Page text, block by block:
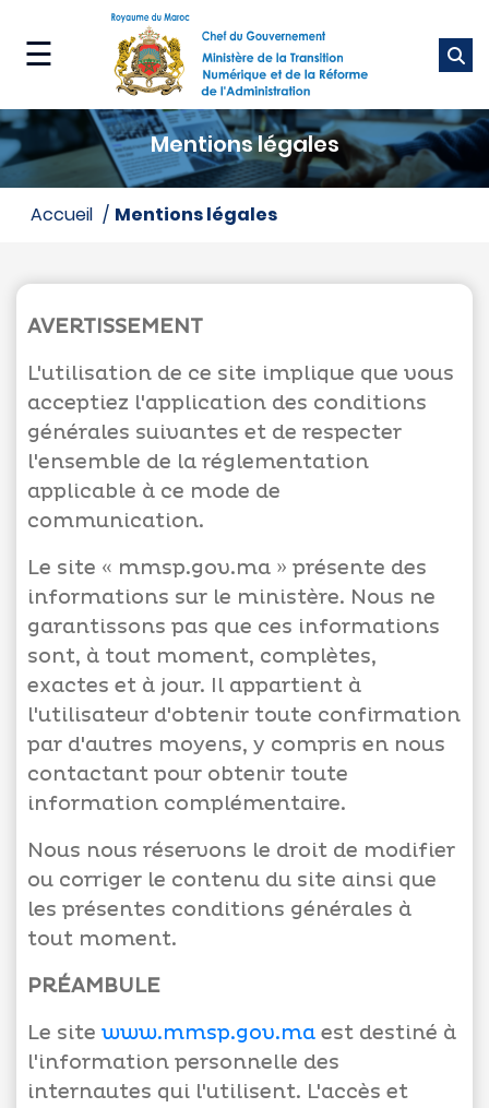
contenu
☰
Ministère
Nos
métiers
Média
Appels
d'offres
Suggestions
Contactez-
Mentions légales
accueil mentions légales
AVERTISSEMENT
L'utilisation de ce site implique que vous
acceptiez l'application des conditions
générales suivantes et de respecter
l'ensemble de la réglementation
applicable à ce mode de
communication.
Le site « mmsp.gov.ma » présente des
informations sur le ministère. Nous ne
garantissons pas que ces informations
sont, à tout moment, complètes,
exactes et à jour. Il appartient à
l'utilisateur d'obtenir toute confirmation
par d'autres moyens, y compris en nous
contactant pour obtenir toute
information complémentaire.
Nous nous réservons le droit de modifier
ou corriger le contenu du site ainsi que
les présentes conditions générales à
tout moment.
PRÉAMBULE
Le site www.mmsp.gov.ma est destiné à
l'information personnelle des
internautes qui l'utilisent. L'accès et